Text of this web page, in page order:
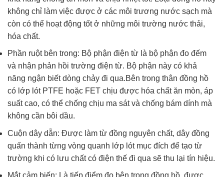
không chỉ làm việc được ở các môi trương nước sạch mà
còn có thể hoạt động tốt ở những môi trường nước thải,
hóa chất.
Phần ruột bên trong: Bộ phận điện từ là bộ phận đo đếm
và nhận phản hồi trường điện từ. Bộ phận này có khả
năng ngận biết dòng chảy đi qua.Bên trong thân đồng hồ
có lớp lót PTFE hoặc FET chịu được hóa chất ăn mòn, áp
suất cao, có thể chống chịu ma sát và chống bám dính mà
không cần bôi dầu.
Cuộn dây dẫn: Được làm từ đồng nguyên chất, dây đồng
quấn thành từng vòng quanh lớp lót mục đích để tạo từ
trường khi có lưu chất có điện thế đi qua sẽ thu lại tín hiệu.